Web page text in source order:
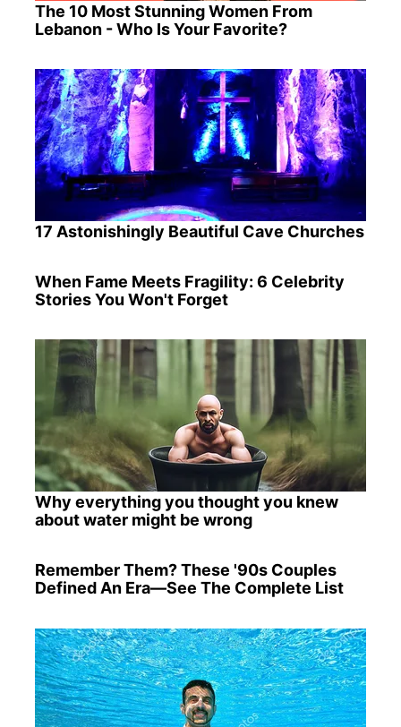
The 10 Most Stunning Women From
Lebanon - Who Is Your Favorite?
17 Astonishingly Beautiful Cave Churches
When Fame Meets Fragility: 6 Celebrity
Stories You Won't Forget
Why everything you thought you knew
about water might be wrong
Remember Them? These '90s Couples
Defined An Era—See The Complete List